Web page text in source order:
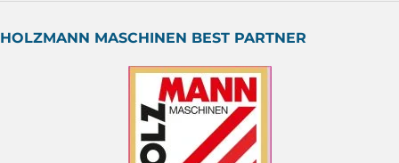
HOLZMANN MASCHINEN BEST PARTNER